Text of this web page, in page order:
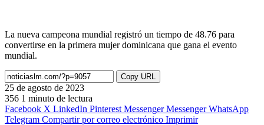
La nueva campeona mundial registró un tiempo de 48.76 para
convertirse en la primera mujer dominicana que gana el evento
mundial.
Copy URL
25 de agosto de 2023
356 1 minuto de lectura
Facebook X LinkedIn Pinterest Messenger Messenger WhatsApp
Telegram Compartir por correo electrónico Imprimir